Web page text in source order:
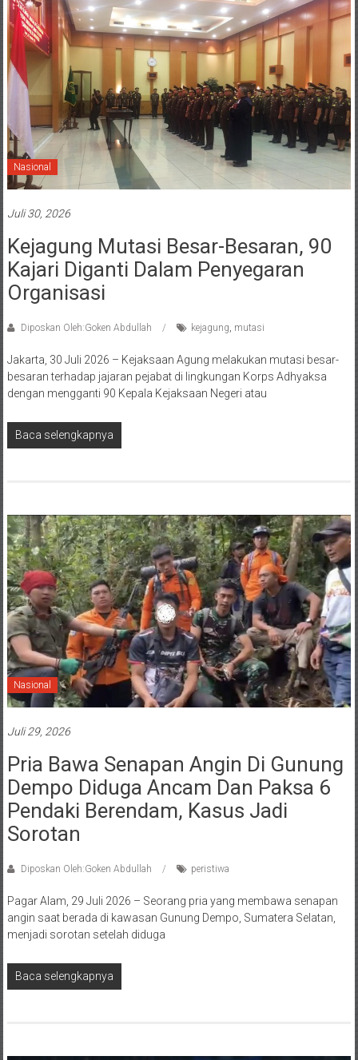
Nasional
Juli 30, 2026
Kejagung Mutasi Besar-Besaran, 90
Kajari Diganti Dalam Penyegaran
Organisasi
Diposkan Oleh:Goken Abdullah kejagung, mutasi
Jakarta, 30 Juli 2026 – Kejaksaan Agung melakukan mutasi besar-
besaran terhadap jajaran pejabat di lingkungan Korps Adhyaksa
dengan mengganti 90 Kepala Kejaksaan Negeri atau
Baca selengkapnya
Nasional
Juli 29, 2026
Pria Bawa Senapan Angin Di Gunung
Dempo Diduga Ancam Dan Paksa 6
Pendaki Berendam, Kasus Jadi
Sorotan
Diposkan Oleh:Goken Abdullah peristiwa
Pagar Alam, 29 Juli 2026 – Seorang pria yang membawa senapan
angin saat berada di kawasan Gunung Dempo, Sumatera Selatan,
menjadi sorotan setelah diduga
Baca selengkapnya